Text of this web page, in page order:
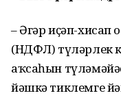
– Әгәр иҫәп-
(НДФЛ) түләрлек
аҡсаһын
йәшкә тиклемге